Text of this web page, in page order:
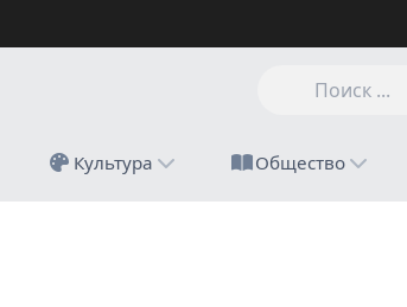
Культура Общество